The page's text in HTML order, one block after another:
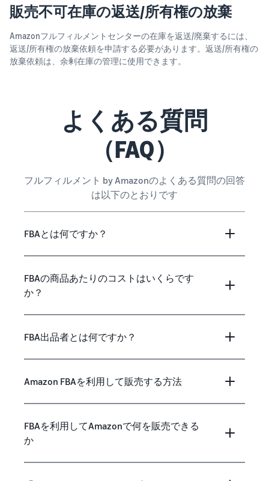
販売不可在庫の返送/所有権の放棄
Amazonフルフィルメントセンターの在庫を返送/廃棄するには、
返送/所有権の放棄依頼を申請する必要があります。返送/所有権の
放棄依頼は、余剰在庫の管理に使用できます。
よくある質問
（FAQ）
フルフィルメント by Amazonのよくある質問の回答
は以下のとおりです
FBAとは何ですか？
FBAの商品あたりのコストはいくらです
か？
FBA出品者とは何ですか？
Amazon FBAを利用して販売する方法
FBAを利用してAmazonで何を販売できる
か